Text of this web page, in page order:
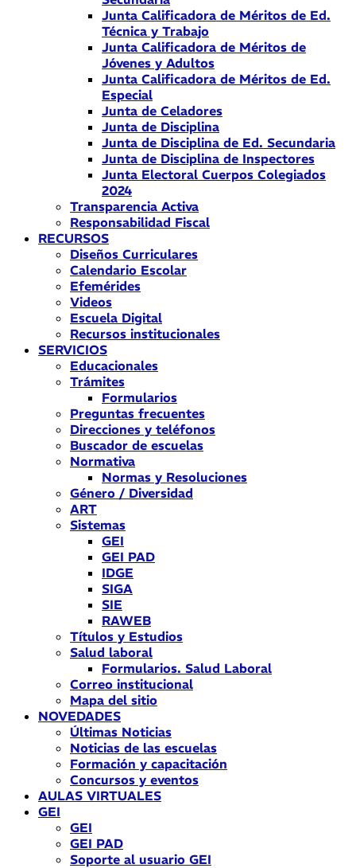
Junta Calificadora de Méritos de Ed.
Técnica y Trabajo
Junta Calificadora de Méritos de
Jóvenes y Adultos
Junta Calificadora de Méritos de Ed.
Especial
Junta de Celadores
Junta de Disciplina
Junta de Disciplina de Ed. Secundaria
Junta de Disciplina de Inspectores
Junta Electoral Cuerpos Colegiados
2024
Transparencia Activa
Responsabilidad Fiscal
RECURSOS
Diseños Curriculares
Calendario Escolar
Efemérides
Videos
Escuela Digital
Recursos institucionales
SERVICIOS
Educacionales
Trámites
Formularios
Preguntas frecuentes
Direcciones y teléfonos
Buscador de escuelas
Normativa
Normas y Resoluciones
Género / Diversidad
ART
Sistemas
GEI
GEI PAD
IDGE
SIGA
SIE
RAWEB
Títulos y Estudios
Salud laboral
Formularios. Salud Laboral
Correo institucional
Mapa del sitio
NOVEDADES
Últimas Noticias
Noticias de las escuelas
Formación y capacitación
Concursos y eventos
AULAS VIRTUALES
GEI
GEI
GEI PAD
Soporte al usuario GEI